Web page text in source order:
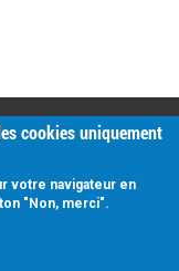
cookies uniquement
votre navigateur en
"Non, merci".